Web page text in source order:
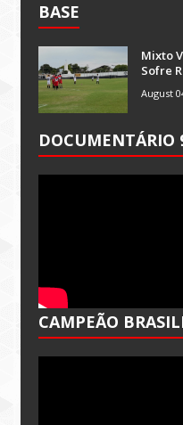
BASE
Mixto
Sofre
August
DOCUMENTÁRIO
CAMPEÃO